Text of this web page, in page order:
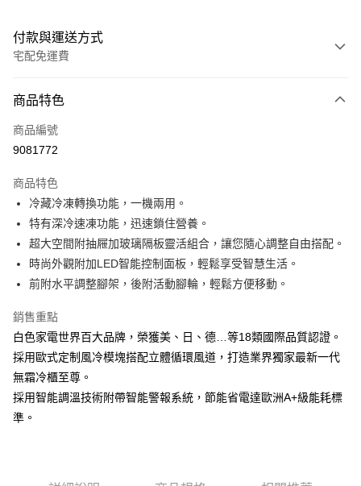
付款與運送方式
宅配免運費
信用卡一次付款
LINE Pay
街口支付
悠遊付
AFTEE先享後付
相關說明
AFTEE先享後付是「在收到商品之後才付款」的支付方式。 讓您購物簡單
便利好安心！
１．簡單：不需註冊會員、不需綁卡、不需儲值。
２．便利：只要手機號碼，簡訊認證，即可結帳。
３．安心：先確認商品／服務後，再付款。
【「AFTEE先享後付」結帳流程】
１．於結帳方式選擇「AFTEE先享後付」後，將跳轉至「AFTEE先享後付」
運送方式
宅配(請注意配件不含在免運內)
免運費
商品特色
商品編號
9081772
商品特色
冷藏冷凍轉換功能，一機兩用。
特有深冷速凍功能，迅速鎖住營養。
超大空間附抽屜加玻璃隔板靈活組合，讓您隨心調整自由搭配。
時尚外觀附加LED智能控制面板，輕鬆享受智慧生活。
前附水平調整腳架，後附活動腳輪，輕鬆方便移動。
銷售重點
白色家電世界百大品牌，榮獲美、日、德…等18類國際品質認證。
採用歐式定制風冷模塊搭配立體循環風道，打造業界獨家最新一代
無霜冷櫃至尊。
採用智能調溫技術附帶智能警報系統，節能省電達歐洲A+級能耗標
準。